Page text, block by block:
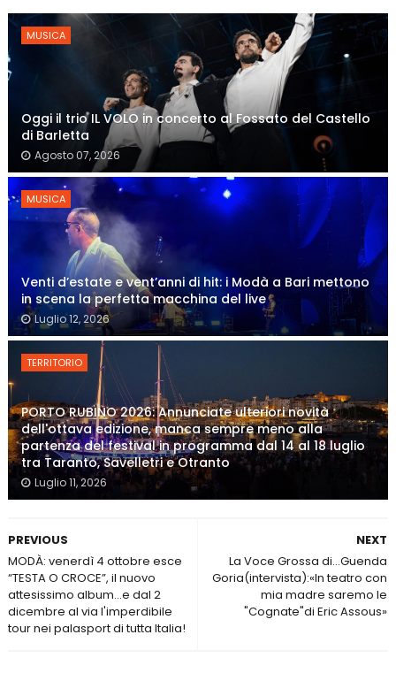
MUSICA
Oggi il trio IL VOLO in concerto al Fossato del Castello
di Barletta
Agosto 07, 2026
MUSICA
Venti d’estate e vent’anni di hit: i Modà a Bari mettono
in scena la perfetta macchina del live
Luglio 12, 2026
TERRITORIO
PORTO RUBINO 2026: Annunciate ulteriori novità
dell'ottava edizione, manca sempre meno alla
partenza del festival in programma dal 14 al 18 luglio
tra Taranto, Savelletri e Otranto
Luglio 11, 2026
NEXT
La Voce Grossa di...Guenda
Goria(intervista):«In teatro con
mia madre saremo le
"Cognate"di Eric Assous»
PREVIOUS
MODÀ: venerdì 4 ottobre esce
“TESTA O CROCE”, il nuovo
attesissimo album...e dal 2
dicembre al via l'imperdibile
tour nei palasport di tutta Italia!